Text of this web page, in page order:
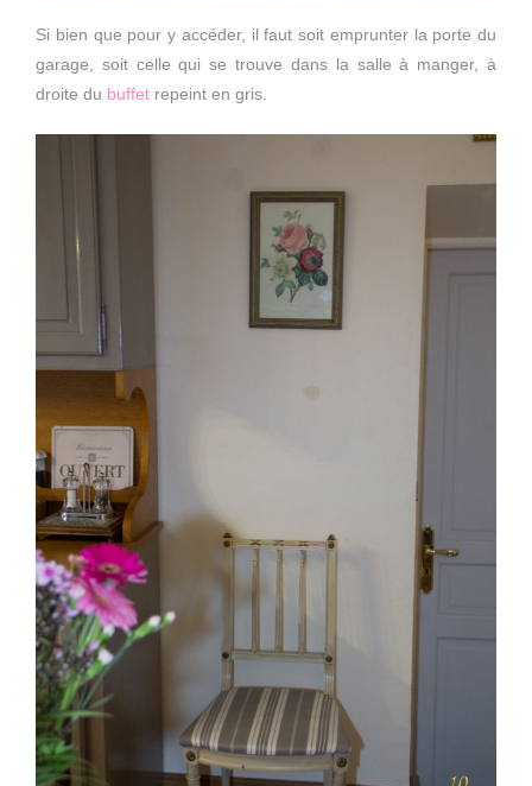
Si bien que pour y accéder, il faut soit emprunter la porte du
garage, soit celle qui se trouve dans la salle à manger, à
droite du buffet repeint en gris.